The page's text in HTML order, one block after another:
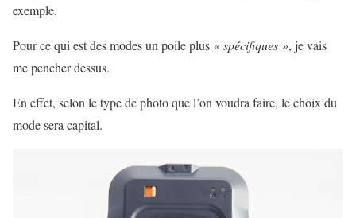
exemple.
Pour ce qui est des modes un poile plus « spécifiques », je vais
me pencher dessus.
En effet, selon le type de photo que l’on voudra faire, le choix du
mode sera capital.